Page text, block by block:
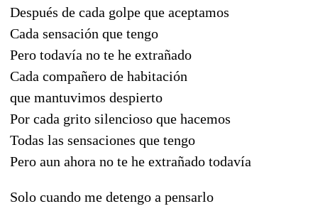
Después de cada golpe que aceptamos
Cada sensación que tengo
Pero todavía no te he extrañado
Cada compañero de habitación
que mantuvimos despierto
Por cada grito silencioso que hacemos
Todas las sensaciones que tengo
Pero aun ahora no te he extrañado todavía
Solo cuando me detengo a pensarlo